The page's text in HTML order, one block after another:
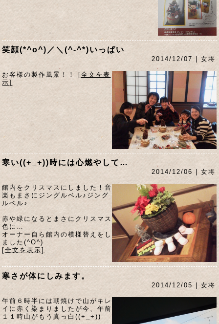
笑顔(*^o^)／＼(^-^*)いっぱい
2014/12/07 | 女将
お客様の製作風景！！[全文を表
示]
寒い((+_+))時には心燃やして…
2014/12/06 | 女将
館内をクリスマスにしました！音
楽もまさにジングルベル♪ジング
ルベル♪
赤や緑になるとまさにクリスマス
色に…
オーナー自ら館内の模様替えをし
ました(^O^)
[全文を表示]
寒さが体にしみます。
2014/12/05 | 女将
午前６時半には朝焼けで山がキレ
イに赤く染まりましたが今、午前
１１時山がもう真っ白((+_+))